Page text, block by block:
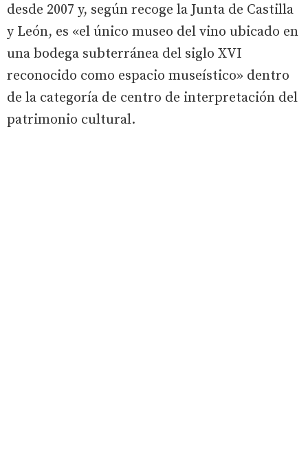
desde 2007 y, según recoge la Junta de Castilla
y León, es «el único museo del vino ubicado en
una bodega subterránea del siglo XVI
reconocido como espacio museístico» dentro
de la categoría de centro de interpretación del
patrimonio cultural.